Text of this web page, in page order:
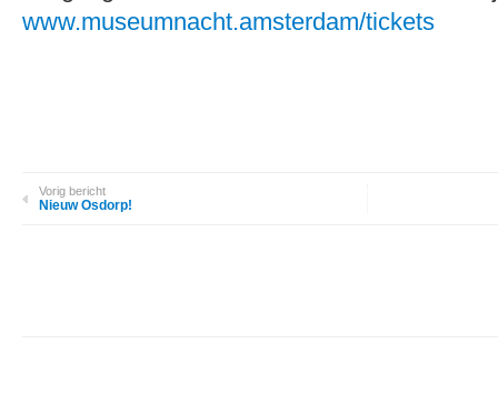
www.museumnacht.amsterdam/tickets
Vorig bericht
Nieuw Osdorp!